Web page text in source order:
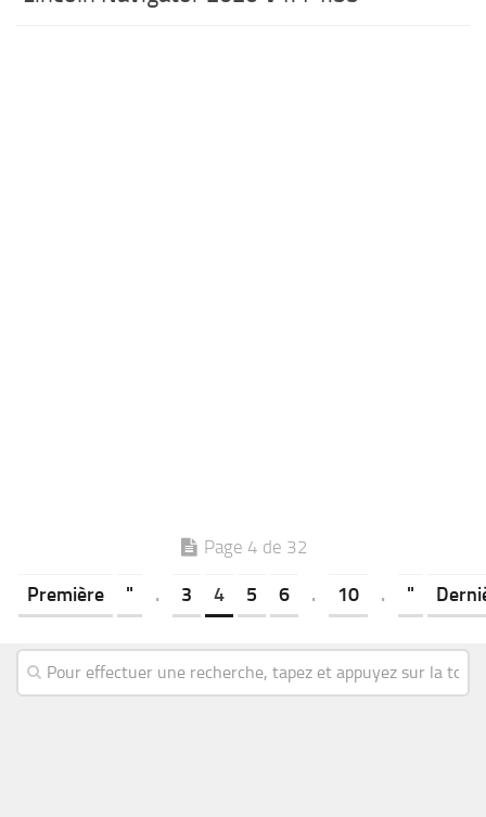
Page 4 de 32
Première " . 3 4 5 6 . 10 . "